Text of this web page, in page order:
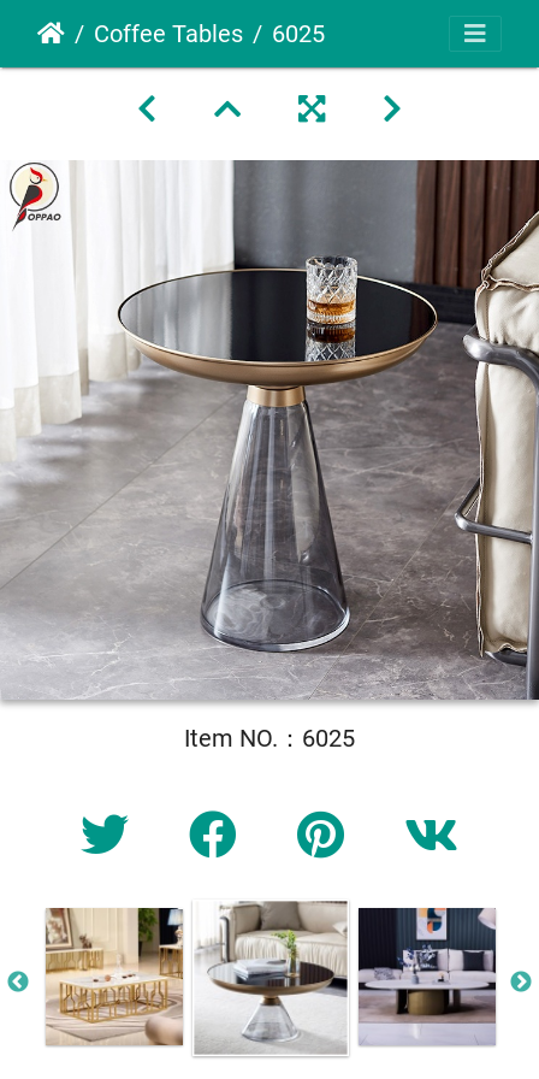
Coffee Tables 6025
Item NO.：6025